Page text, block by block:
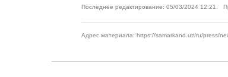
Последнее редактирование: 05/03/2024 12:21.
Адрес материала: https://samarkand.uz/ru/press/